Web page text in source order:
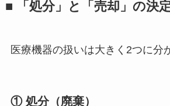
■ 「処分」と「売却」の決
医療機器の扱いは大きく2つに分
① 処分（廃棄）